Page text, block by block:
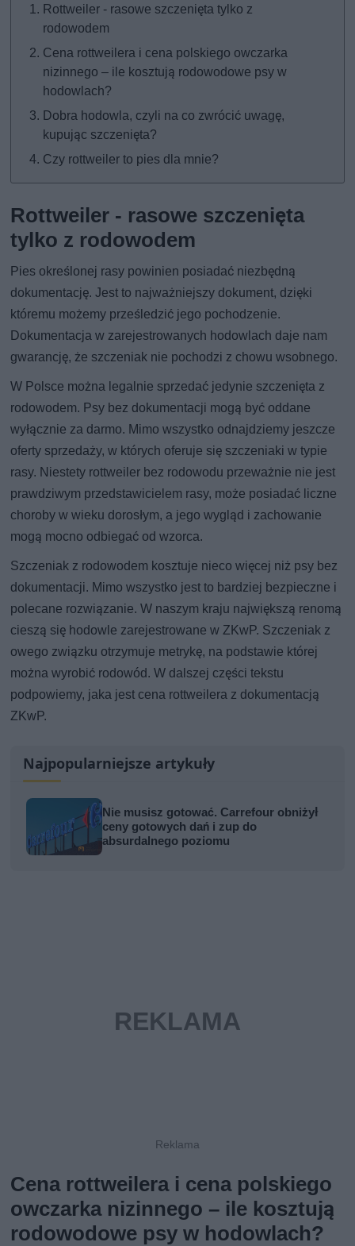
Rottweiler - rasowe szczenięta tylko z
rodowodem
Cena rottweilera i cena polskiego owczarka
nizinnego – ile kosztują rodowodowe psy w
hodowlach?
Dobra hodowla, czyli na co zwrócić uwagę,
kupując szczenięta?
Czy rottweiler to pies dla mnie?
Rottweiler - rasowe szczenięta
tylko z rodowodem
Pies określonej rasy powinien posiadać niezbędną
dokumentację. Jest to najważniejszy dokument, dzięki
któremu możemy prześledzić jego pochodzenie.
Dokumentacja w zarejestrowanych hodowlach daje nam
gwarancję, że szczeniak nie pochodzi z chowu wsobnego.
W Polsce można legalnie sprzedać jedynie szczenięta z
rodowodem. Psy bez dokumentacji mogą być oddane
wyłącznie za darmo. Mimo wszystko odnajdziemy jeszcze
oferty sprzedaży, w których oferuje się szczeniaki w typie
rasy. Niestety rottweiler bez rodowodu przeważnie nie jest
prawdziwym przedstawicielem rasy, może posiadać liczne
choroby w wieku dorosłym, a jego wygląd i zachowanie
mogą mocno odbiegać od wzorca.
Szczeniak z rodowodem kosztuje nieco więcej niż psy bez
dokumentacji. Mimo wszystko jest to bardziej bezpieczne i
polecane rozwiązanie. W naszym kraju największą renomą
cieszą się hodowle zarejestrowane w ZKwP. Szczeniak z
owego związku otrzymuje metrykę, na podstawie której
można wyrobić rodowód. W dalszej części tekstu
podpowiemy, jaka jest cena rottweilera z dokumentacją
ZKwP.
Najpopularniejsze artykuły
Nie musisz gotować. Carrefour obniżył
ceny gotowych dań i zup do
absurdalnego poziomu
Cena rottweilera i cena polskiego
owczarka nizinnego – ile kosztują
rodowodowe psy w hodowlach?